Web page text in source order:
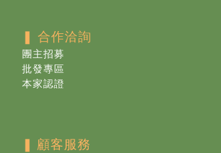
❚ 合作洽詢
團主招募
批發專區
本家認證
❚ 顧客服務